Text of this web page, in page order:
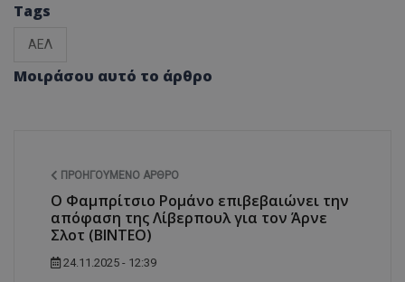
Tags
ΑΕΛ
Μοιράσου αυτό το άρθρο
ΠΡΟΗΓΟΎΜΕΝΟ ΆΡΘΡΟ
Ο Φαμπρίτσιο Ρομάνο επιβεβαιώνει την
απόφαση της Λίβερπουλ για τον Άρνε
Σλοτ (ΒΙΝΤΕΟ)
24.11.2025 - 12:39